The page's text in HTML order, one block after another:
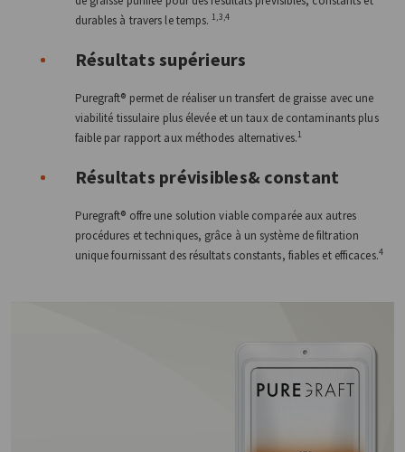
durables à travers le temps.1,3,4
Résultats supérieurs
Puregraft® permet de réaliser un transfert de graisse avec une
viabilité tissulaire plus élevée et un taux de contaminants plus
faible par rapport aux méthodes alternatives.1
Résultats prévisibles& constant
Puregraft® offre une solution viable comparée aux autres
procédures et techniques, grâce à un système de filtration
unique fournissant des résultats constants, fiables et efficaces.4